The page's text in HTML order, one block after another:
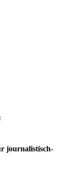
journalistisch-